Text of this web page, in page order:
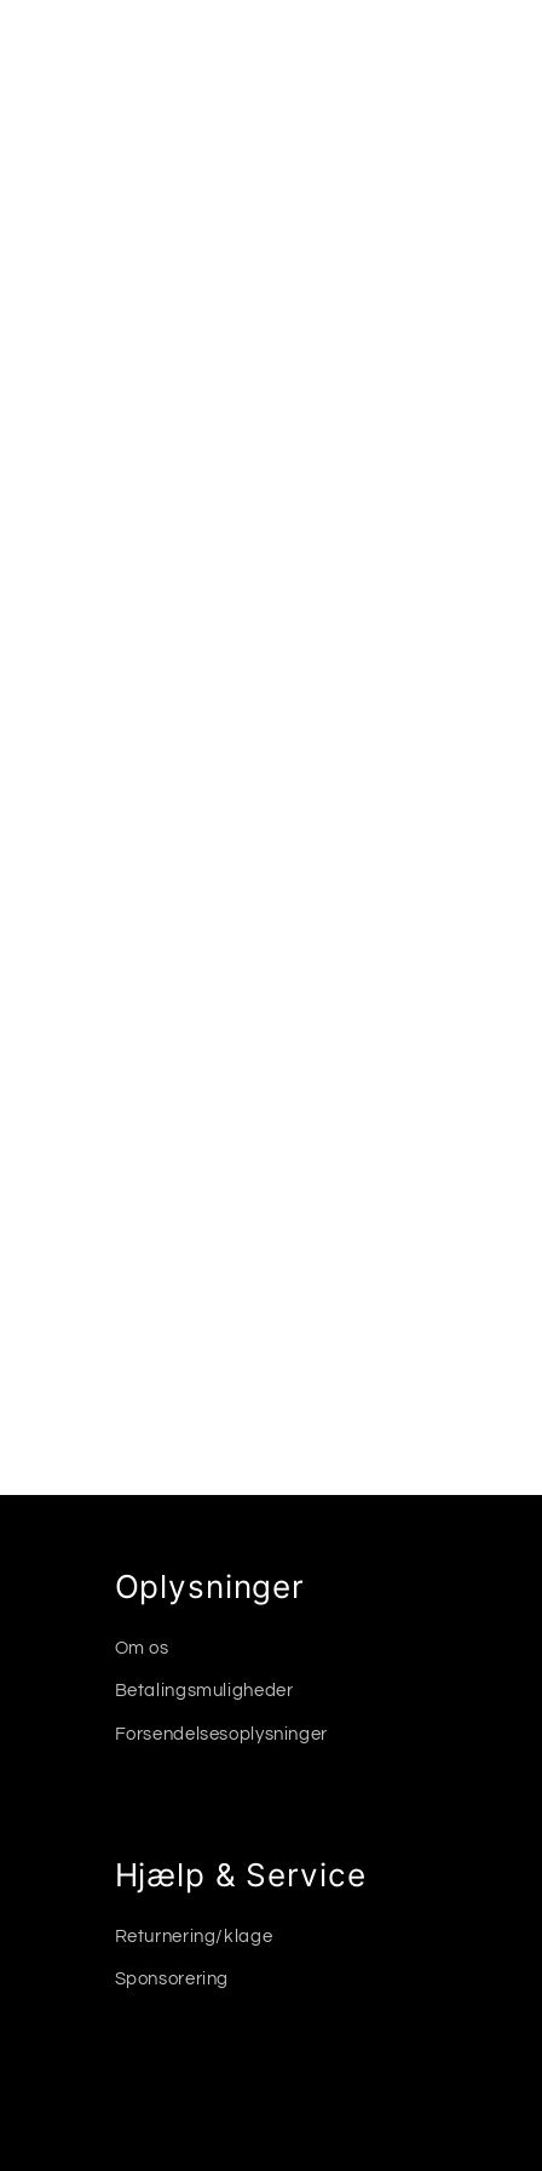
Oplysninger
Om os
Betalingsmuligheder
Forsendelsesoplysninger
Hjælp & Service
Returnering/klage
Sponsorering